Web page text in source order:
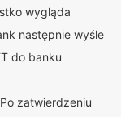
wygląda
następnie wyśle
do banku
Po zatwierdzeniu